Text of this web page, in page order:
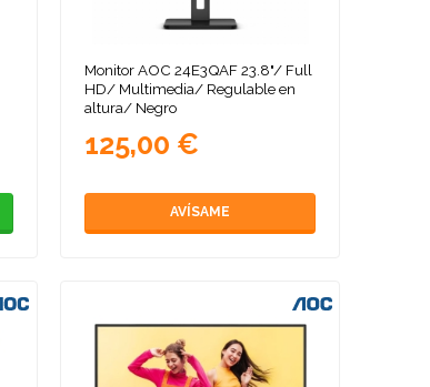
Monitor AOC 24E3QAF 23.8"/ Full
HD/ Multimedia/ Regulable en
altura/ Negro
125,00 €
AVÍSAME